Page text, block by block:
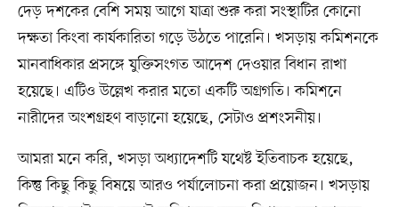
দেড় দশকের বেশি সময় আগে যাত্রা শুরু করা সংস্থাটির কোনো
দক্ষতা কিংবা কার্যকারিতা গড়ে উঠতে পারেনি। খসড়ায় কমিশনকে
মানবাধিকার প্রসঙ্গে যুক্তিসংগত আদেশ দেওয়ার বিধান রাখা
হয়েছে। এটিও উল্লেখ করার মতো একটি অগ্রগতি। কমিশনে
নারীদের অংশগ্রহণ বাড়ানো হয়েছে, সেটাও প্রশংসনীয়।
আমরা মনে করি, খসড়া অধ্যাদেশটি যথেষ্ট ইতিবাচক হয়েছে,
কিন্তু কিছু কিছু বিষয়ে আরও পর্যালোচনা করা প্রয়োজন। খসড়ায়